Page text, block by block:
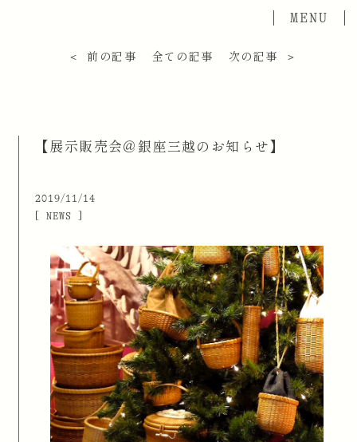
＜ 前の記事 全ての記事 次の記事 ＞
【展示販売会＠銀座三越のお知らせ】
2019/11/14
[ NEWS ]